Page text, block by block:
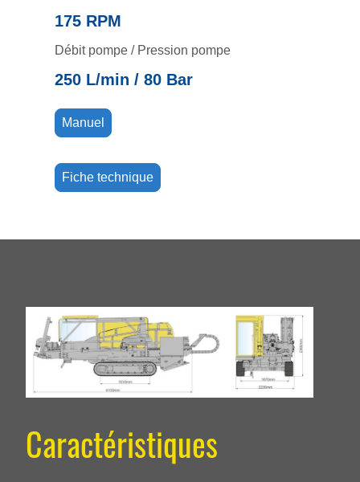
175 RPM
Débit pompe / Pression pompe
250 L/min / 80 Bar
Manuel
Fiche technique
Caractéristiques